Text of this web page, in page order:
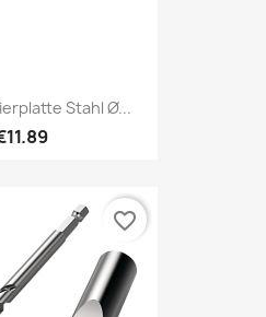
Stahl Ø...
favorite_border